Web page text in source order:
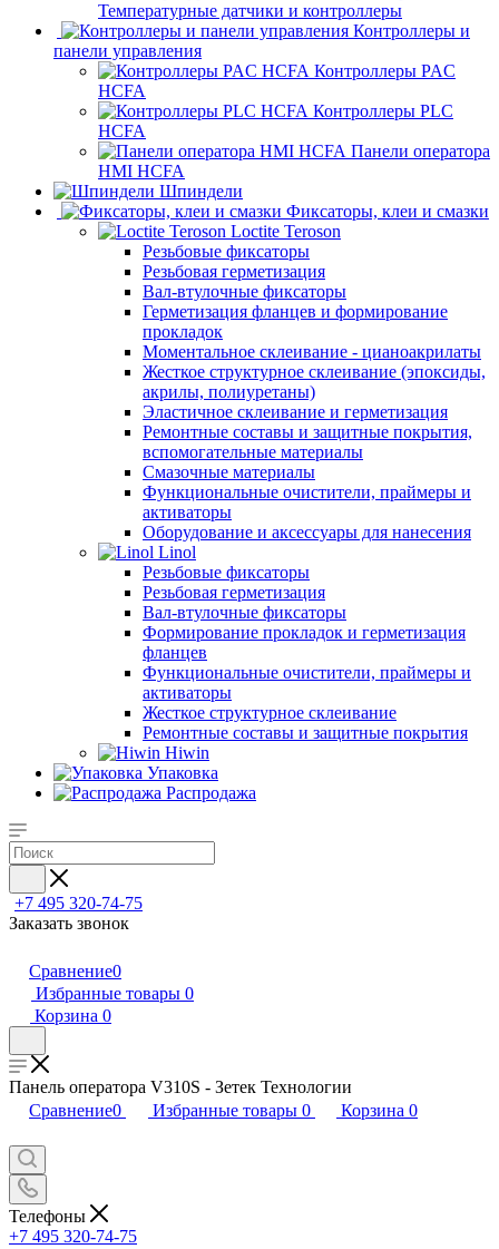
Температурные датчики и контроллеры
Контроллеры и
панели управления
Контроллеры PAC
HCFA
Контроллеры PLC
HCFA
Панели оператора
HMI HCFA
Шпиндели
Фиксаторы, клеи и смазки
Loctite Teroson
Резьбовые фиксаторы
Резьбовая герметизация
Вал-втулочные фиксаторы
Герметизация фланцев и формирование
прокладок
Моментальное склеивание - цианоакрилаты
Жесткое структурное склеивание (эпоксиды,
акрилы, полиуретаны)
Эластичное склеивание и герметизация
Ремонтные составы и защитные покрытия,
вспомогательные материалы
Смазочные материалы
Функциональные очистители, праймеры и
активаторы
Оборудование и аксессуары для нанесения
Linol
Резьбовые фиксаторы
Резьбовая герметизация
Вал-втулочные фиксаторы
Формирование прокладок и герметизация
фланцев
Функциональные очистители, праймеры и
активаторы
Жесткое структурное склеивание
Ремонтные составы и защитные покрытия
Hiwin
Упаковка
Распродажа
+7 495 320-74-75
Заказать звонок
Сравнение0
Избранные товары 0
Корзина 0
Панель оператора V310S - Зетек Технологии
Сравнение0 Избранные товары 0 Корзина 0
Телефоны
+7 495 320-74-75